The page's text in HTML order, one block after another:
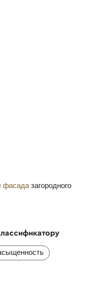
фасадазагородного